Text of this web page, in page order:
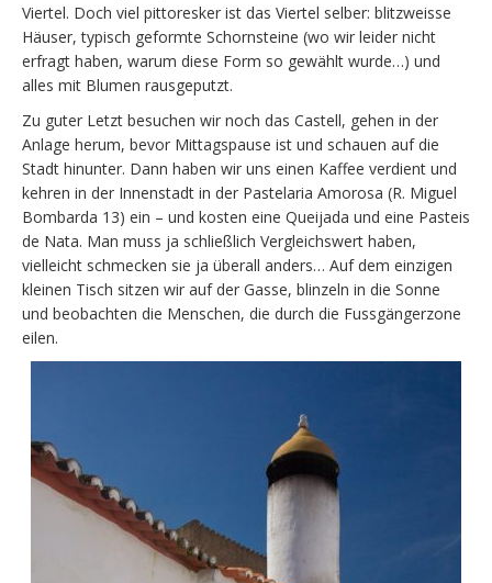
Viertel. Doch viel pittoresker ist das Viertel selber: blitzweisse
Häuser, typisch geformte Schornsteine (wo wir leider nicht
erfragt haben, warum diese Form so gewählt wurde…) und
alles mit Blumen rausgeputzt.
Zu guter Letzt besuchen wir noch das Castell, gehen in der
Anlage herum, bevor Mittagspause ist und schauen auf die
Stadt hinunter. Dann haben wir uns einen Kaffee verdient und
kehren in der Innenstadt in der Pastelaria Amorosa (R. Miguel
Bombarda 13) ein – und kosten eine Queijada und eine Pasteis
de Nata. Man muss ja schließlich Vergleichswert haben,
vielleicht schmecken sie ja überall anders… Auf dem einzigen
kleinen Tisch sitzen wir auf der Gasse, blinzeln in die Sonne
und beobachten die Menschen, die durch die Fussgängerzone
eilen.